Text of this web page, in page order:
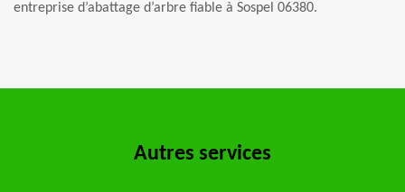
entreprise d’abattage d’arbre fiable à Sospel 06380.
Autres services